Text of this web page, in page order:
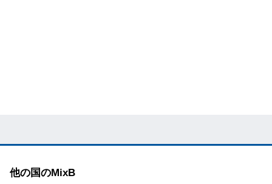
他の国のMixB